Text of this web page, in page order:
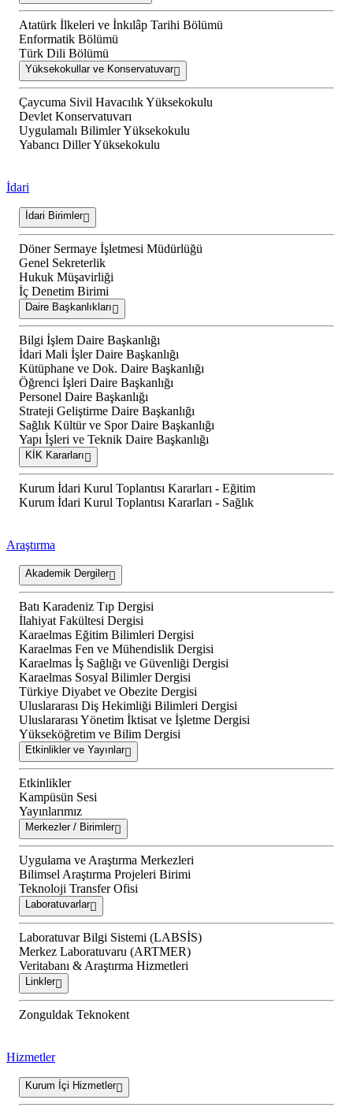
Atatürk İlkeleri ve İnkılâp Tarihi Bölümü
Enformatik Bölümü
Türk Dili Bölümü
Yüksekokullar ve Konservatuvar
Çaycuma Sivil Havacılık Yüksekokulu
Devlet Konservatuvarı
Uygulamalı Bilimler Yüksekokulu
Yabancı Diller Yüksekokulu
İdari
İdari Birimler
Döner Sermaye İşletmesi Müdürlüğü
Genel Sekreterlik
Hukuk Müşavirliği
İç Denetim Birimi
Daire Başkanlıkları
Bilgi İşlem Daire Başkanlığı
İdari Mali İşler Daire Başkanlığı
Kütüphane ve Dok. Daire Başkanlığı
Öğrenci İşleri Daire Başkanlığı
Personel Daire Başkanlığı
Strateji Geliştirme Daire Başkanlığı
Sağlık Kültür ve Spor Daire Başkanlığı
Yapı İşleri ve Teknik Daire Başkanlığı
KİK Kararları
Kurum İdari Kurul Toplantısı Kararları - Eğitim
Kurum İdari Kurul Toplantısı Kararları - Sağlık
Araştırma
Akademik Dergiler
Batı Karadeniz Tıp Dergisi
İlahiyat Fakültesi Dergisi
Karaelmas Eğitim Bilimleri Dergisi
Karaelmas Fen ve Mühendislik Dergisi
Karaelmas İş Sağlığı ve Güvenliği Dergisi
Karaelmas Sosyal Bilimler Dergisi
Türkiye Diyabet ve Obezite Dergisi
Uluslararası Diş Hekimliği Bilimleri Dergisi
Uluslararası Yönetim İktisat ve İşletme Dergisi
Yükseköğretim ve Bilim Dergisi
Etkinlikler ve Yayınlar
Etkinlikler
Kampüsün Sesi
Yayınlarımız
Merkezler / Birimler
Uygulama ve Araştırma Merkezleri
Bilimsel Araştırma Projeleri Birimi
Teknoloji Transfer Ofisi
Laboratuvarlar
Laboratuvar Bilgi Sistemi (LABSİS)
Merkez Laboratuvaru (ARTMER)
Veritabanı & Araştırma Hizmetleri
Linkler
Zonguldak Teknokent
Hizmetler
Kurum İçi Hizmetler